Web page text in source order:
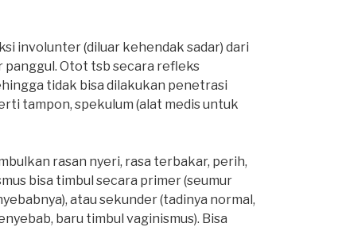
involunter (diluar kehendak sadar) dari
Otot tsb secara refleks
tidak bisa dilakukan penetrasi
tampon, spekulum (alat medis untuk
rasan nyeri, rasa terbakar, perih,
bisa timbul secara primer (seumur
atau sekunder (tadinya normal,
baru timbul vaginismus). Bisa